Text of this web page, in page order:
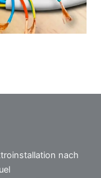
nach